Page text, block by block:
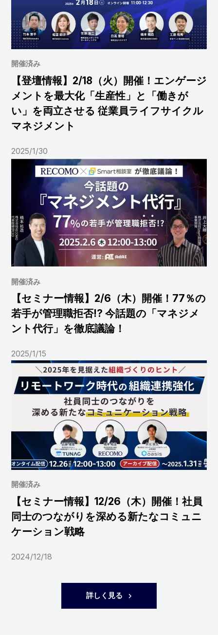
開催済み
【登壇情報】2/18（火）開催！エンゲージ
メントを最大化「生産性」と「働きが
い」を両立させる 従業員ライフサイクル
マネジメント
2025/1/30
開催済み
【セミナー情報】2/6（木）開催！77％の
若手が管理職拒否!? 今話題の「マネジメ
ント代行」を徹底議論！
2025/1/15
開催済み
【セミナー情報】12/26（木）開催！社員
同士のつながりを深める新たなコミュニ
ケーション戦略
2024/12/18
詳しく見る